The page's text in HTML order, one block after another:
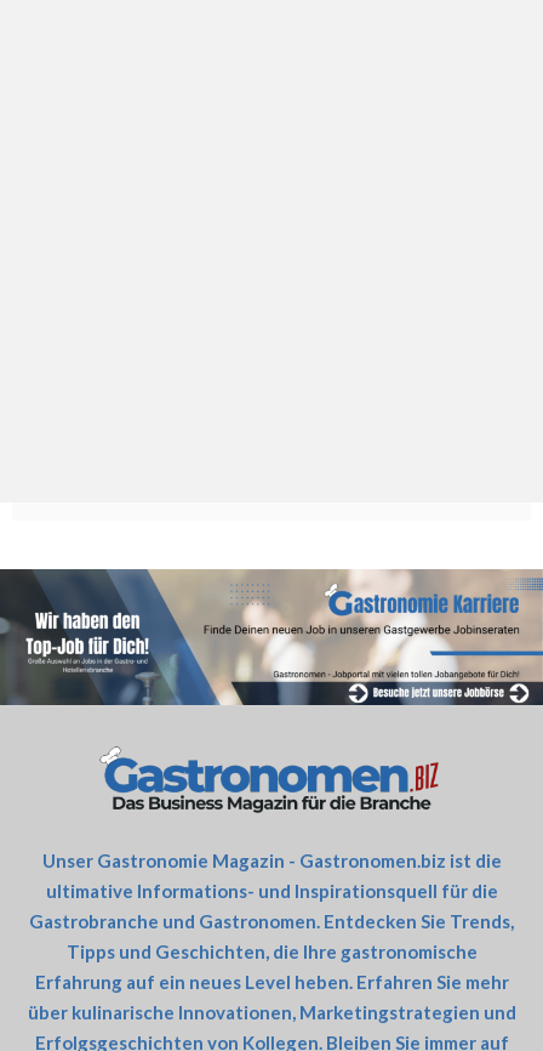
Unser Gastronomie Magazin - Gastronomen.biz ist die
ultimative Informations- und Inspirationsquell für die
Gastrobranche und Gastronomen. Entdecken Sie Trends,
Tipps und Geschichten, die Ihre gastronomische
Erfahrung auf ein neues Level heben. Erfahren Sie mehr
über kulinarische Innovationen, Marketingstrategien und
Erfolgsgeschichten von Kollegen. Bleiben Sie immer auf